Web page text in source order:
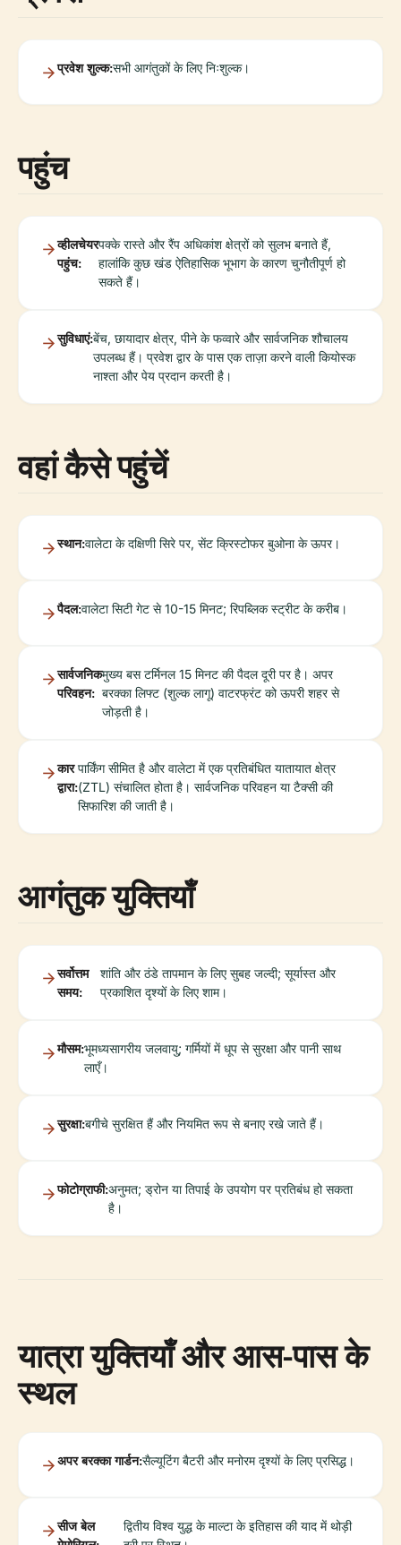
प्रवेश शुल्क:सभी आगंतुकों के लिए निःशुल्क।
पहुंच
व्हीलचेयर
पहुंच:
पक्के रास्ते और रैंप अधिकांश क्षेत्रों को सुलभ बनाते हैं,
हालांकि कुछ खंड ऐतिहासिक भूभाग के कारण चुनौतीपूर्ण हो
सकते हैं।
सुविधाएं:बेंच, छायादार क्षेत्र, पीने के फव्वारे और सार्वजनिक शौचालय
उपलब्ध हैं। प्रवेश द्वार के पास एक ताज़ा करने वाली कियोस्क
नाश्ता और पेय प्रदान करती है।
वहां कैसे पहुंचें
स्थान:वालेटा के दक्षिणी सिरे पर, सेंट क्रिस्टोफर बुओना के ऊपर।
पैदल:वालेटा सिटी गेट से 10-15 मिनट; रिपब्लिक स्ट्रीट के करीब।
सार्वजनिक
परिवहन:
मुख्य बस टर्मिनल 15 मिनट की पैदल दूरी पर है। अपर
बरक्का लिफ्ट (शुल्क लागू) वाटरफ्रंट को ऊपरी शहर से
जोड़ती है।
कार
द्वारा:
पार्किंग सीमित है और वालेटा में एक प्रतिबंधित यातायात क्षेत्र
(ZTL) संचालित होता है। सार्वजनिक परिवहन या टैक्सी की
सिफारिश की जाती है।
आगंतुक युक्तियाँ
सर्वोत्तम
समय:
शांति और ठंडे तापमान के लिए सुबह जल्दी; सूर्यास्त और
प्रकाशित दृश्यों के लिए शाम।
मौसम:भूमध्यसागरीय जलवायु; गर्मियों में धूप से सुरक्षा और पानी साथ
लाएँ।
सुरक्षा:बगीचे सुरक्षित हैं और नियमित रूप से बनाए रखे जाते हैं।
फोटोग्राफी:अनुमत; ड्रोन या तिपाई के उपयोग पर प्रतिबंध हो सकता
है।
यात्रा युक्तियाँ और आस-पास के
स्थल
अपर बरक्का गार्डन:सैल्यूटिंग बैटरी और मनोरम दृश्यों के लिए प्रसिद्ध।
सीज बेल
द्वितीय विश्व युद्ध के माल्टा के इतिहास की याद में थोड़ी